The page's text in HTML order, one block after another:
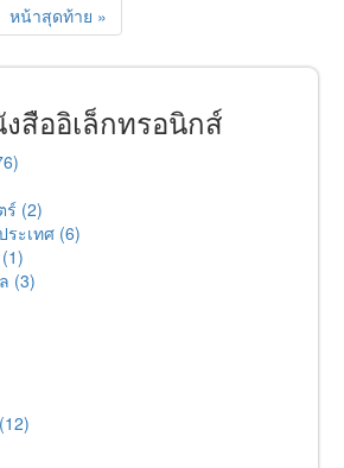
หน้าสุดท้าย »
สืออิเล็กทรอนิกส์
(2)
ะเทศ (6)
(3)